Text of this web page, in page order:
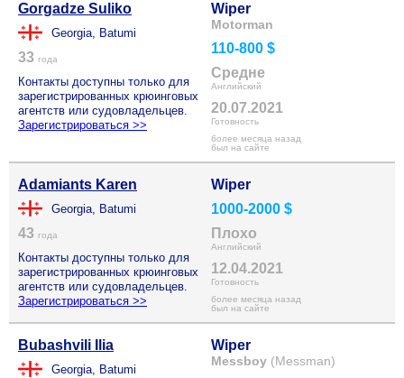
Gorgadze Suliko
Georgia, Batumi
33 года
Контакты доступны только для
зарегистрированных крюинговых
агентств или судовладельцев.
Зарегистрироваться >>
Wiper
Motorman
110-800 $
Средне
Английский
20.07.2021
Готовность
более месяца назад
был на сайте
Adamiants Karen
Georgia, Batumi
43 года
Контакты доступны только для
зарегистрированных крюинговых
агентств или судовладельцев.
Зарегистрироваться >>
Wiper
1000-2000 $
Плохо
Английский
12.04.2021
Готовность
более месяца назад
был на сайте
Bubashvili Ilia
Georgia, Batumi
Wiper
Messboy (Messman)